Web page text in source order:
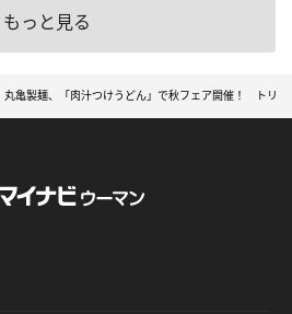
もっと見る
丸亀製麺、「肉汁つけうどん」で秋フェア開催！ トリド